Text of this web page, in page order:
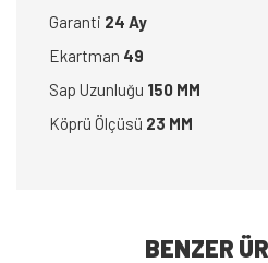
Garanti 24 Ay
Ekartman 49
Sap Uzunluğu 150 MM
Köprü Ölçüsü 23 MM
BENZER